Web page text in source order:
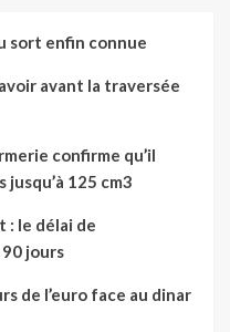
sort enfin connue
avant la traversée
confirme qu’il
125 cm3
: le délai de
jours
de l’euro face au dinar